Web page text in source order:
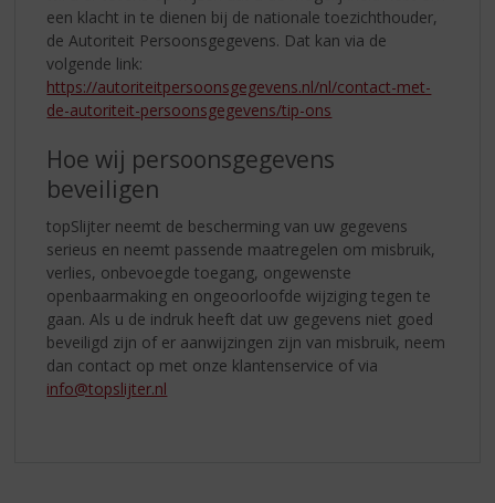
een klacht in te dienen bij de nationale toezichthouder,
de Autoriteit Persoonsgegevens. Dat kan via de
volgende link:
https://autoriteitpersoonsgegevens.nl/nl/contact-met-
de-autoriteit-persoonsgegevens/tip-ons
Hoe wij persoonsgegevens
beveiligen
topSlijter neemt de bescherming van uw gegevens
serieus en neemt passende maatregelen om misbruik,
verlies, onbevoegde toegang, ongewenste
openbaarmaking en ongeoorloofde wijziging tegen te
gaan. Als u de indruk heeft dat uw gegevens niet goed
beveiligd zijn of er aanwijzingen zijn van misbruik, neem
dan contact op met onze klantenservice of via
info@topslijter.nl